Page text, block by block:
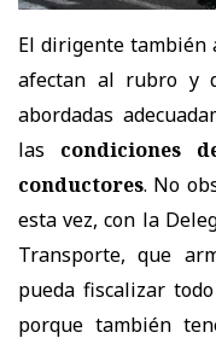
El dirigente también
afectan al rubro y
abordadas
las condiciones
conductores. No
esta vez, con la
Transporte, que
pueda fiscalizar
porque también